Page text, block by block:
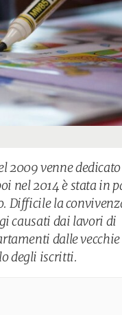
2009 venne
nel 2014 è stata in
Difficile la
causati dai lavori di
dalle vecchie
degli iscritti.